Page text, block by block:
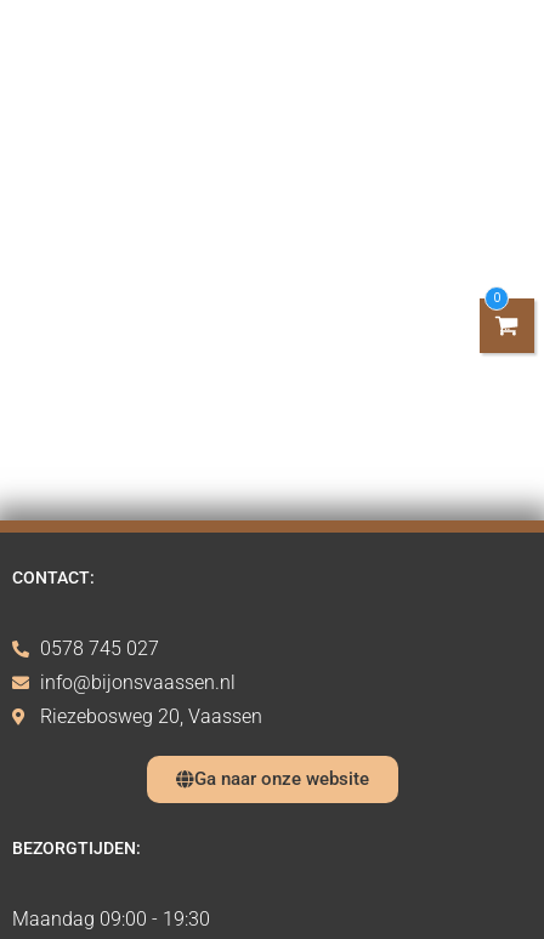
CONTACT:
0578 745 027
info@bijonsvaassen.nl
Riezebosweg 20, Vaassen
Ga naar onze website
BEZORGTIJDEN:
Maandag 09:00 - 19:30
0